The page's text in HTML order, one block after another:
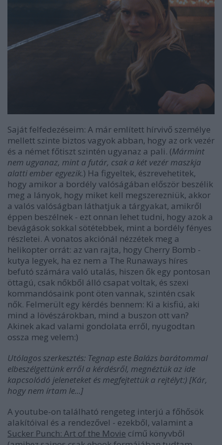
Saját felfedezéseim: A már említett hírvivő személye
mellett szinte biztos vagyok abban, hogy az ork vezér
és a német főtiszt szintén ugyanaz a pali. (Mármint
nem ugyanaz, mint a futár, csak a két vezér maszkja
alatti ember egyezik.) Ha figyeltek, észrevehetitek,
hogy amikor a bordély valóságában először beszélik
meg a lányok, hogy miket kell megszerezniük, akkor
a valós valóságban láthatjuk a tárgyakat, amikről
éppen beszélnek - ezt onnan lehet tudni, hogy azok a
bevágások sokkal sötétebbek, mint a bordély fényes
részletei. A vonatos akciónál nézzétek meg a
helikopter orrát: az van rajta, hogy Cherry Bomb -
kutya legyek, ha ez nem a The Runaways híres
befutó számára való utalás, hiszen ők egy pontosan
öttagú, csak nőkből álló csapat voltak, és szexi
kommandósaink pont öten vannak, szintén csak
nők. Felmerült egy kérdés bennem: Ki a kisfiú, aki
mind a lövészárokban, mind a buszon ott van?
Akinek akad valami gondolata erről, nyugodtan
ossza meg velem:)
Utólagos szerkesztés: Tegnap este Balázs barátommal
elbeszélgettünk erről a kérdésről, megnéztük az ide
kapcsolódó jeleneteket és megfejtettük a rejtélyt:) [Kár,
hogy nem írtam le...]
A youtube-on található rengeteg interjú a főhősök
alakítóival és a rendezővel - ezekből, valamint a
Sucker Punch: Art of the Movie című könyvből